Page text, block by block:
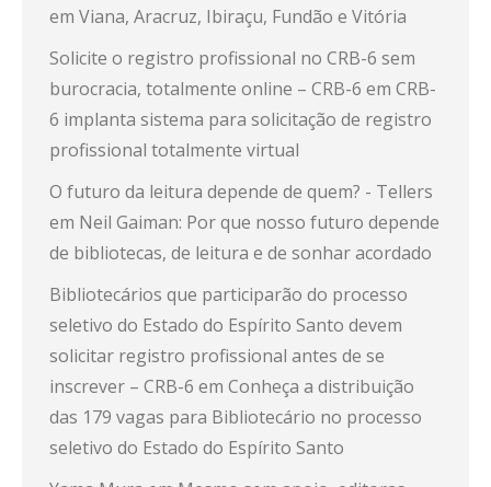
em Viana, Aracruz, Ibiraçu, Fundão e Vitória
Solicite o registro profissional no CRB-6 sem
burocracia, totalmente online – CRB-6 em CRB-
6 implanta sistema para solicitação de registro
profissional totalmente virtual
O futuro da leitura depende de quem? - Tellers
em Neil Gaiman: Por que nosso futuro depende
de bibliotecas, de leitura e de sonhar acordado
Bibliotecários que participarão do processo
seletivo do Estado do Espírito Santo devem
solicitar registro profissional antes de se
inscrever – CRB-6 em Conheça a distribuição
das 179 vagas para Bibliotecário no processo
seletivo do Estado do Espírito Santo